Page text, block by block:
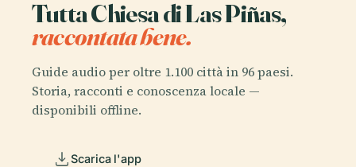
Tutta Chiesa di Las Piñas,
raccontata bene.
Guide audio per oltre 1.100 città in 96 paesi.
Storia, racconti e conoscenza locale —
disponibili offline.
Scarica l'app